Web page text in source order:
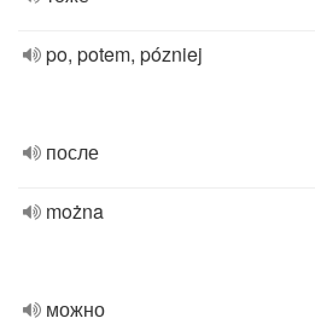
po, potem, pózniej
после
można
можно